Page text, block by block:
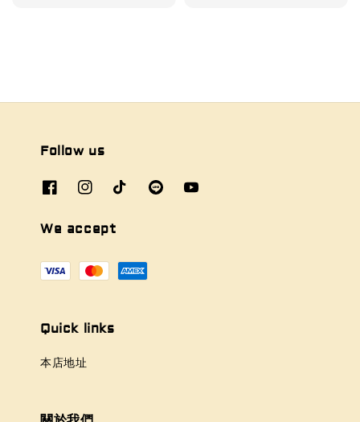
Follow us
We accept
Quick links
本店地址